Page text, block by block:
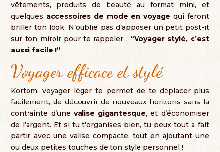
vêtements, produits de beauté au format mini, et
quelques accessoires de mode en voyage qui feront
briller ton look. N’oublie pas d’apposer un petit post-it
sur ton miroir pour te rappeler : “Voyager stylé, c’est
aussi facile !”
Voyager efficace et stylé
Kortom,voyager léger te permet de te déplacer plus
facilement,de découvrir de nouveaux horizons sans la
contrainte d’une valise gigantesque,et d’économiser
de l’argent. Et si tu t’organises bien,tu peux tout à fait
partir avec une valise compacte,tout en ajoutant une
ou deux petites touches de ton style personnel !